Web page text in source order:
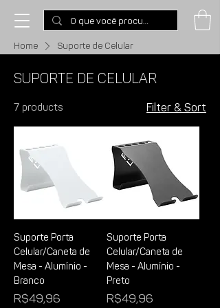
Home Suporte de Celular
Suporte de Celular
7 products Filter & Sort
Suporte Porta
Celular/Caneta de
Mesa - Alumínio -
Branco
Price
R$49,96
Suporte Porta
Celular/Caneta de
Mesa - Alumínio -
Preto
Price
R$49,96